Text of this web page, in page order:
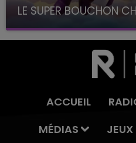
LE SUPER BOUCHON
avec La Famille
ACCUEIL
MÉDIAS
JEUX